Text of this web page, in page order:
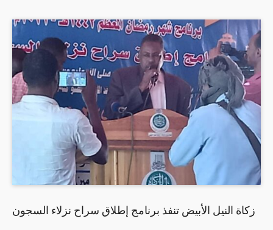
زكاة النيل الأبيض تنفذ برنامج إطلاق سراح نزلاء السجون